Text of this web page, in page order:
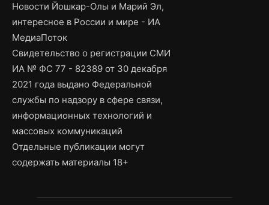
Новости Йошкар-Олы и Марий Эл,
интересное в России и мире - ИА
МедиаПоток
Свидетельство о регистрации СМИ
ИА № ФС 77 - 82389 от 30 декабря
2021 года выдано Федеральной
службы по надзору в сфере связи,
информационных технологий и
массовых коммуникаций
Отдельные публикации могут
содержать материалы 18+